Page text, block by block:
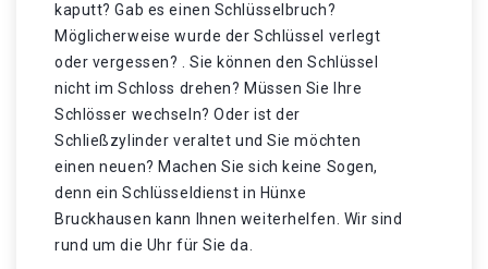
kaputt? Gab es einen Schlüsselbruch?
Möglicherweise wurde der Schlüssel verlegt
oder vergessen? . Sie können den Schlüssel
nicht im Schloss drehen? Müssen Sie Ihre
Schlösser wechseln? Oder ist der
Schließzylinder veraltet und Sie möchten
einen neuen? Machen Sie sich keine Sogen,
denn ein Schlüsseldienst in Hünxe
Bruckhausen kann Ihnen weiterhelfen. Wir sind
rund um die Uhr für Sie da.